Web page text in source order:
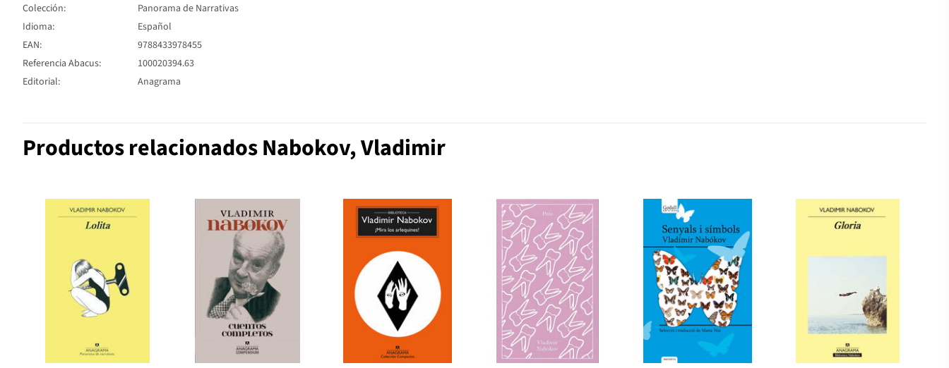
Colección:
Panorama de Narrativas
Idioma:
Español
EAN:
9788433978455
Referencia Abacus:
100020394.63
Editorial:
Anagrama
Productos relacionados Nabokov, Vladimir